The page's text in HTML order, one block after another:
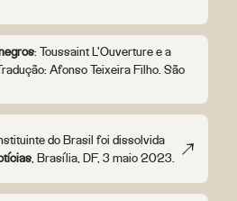
: Toussaint L'Ouverture e a
Afonso Teixeira Filho. São
do Brasil foi dissolvida
, Brasília, DF, 3 maio 2023.